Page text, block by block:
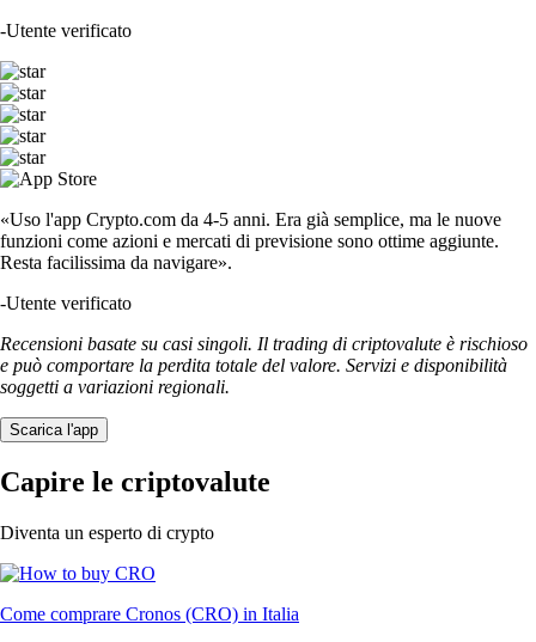
-Utente verificato
«Uso l'app Crypto.com da 4-5 anni. Era già semplice, ma le nuove
funzioni come azioni e mercati di previsione sono ottime aggiunte.
Resta facilissima da navigare».
-Utente verificato
Recensioni basate su casi singoli. Il trading di criptovalute è rischioso
e può comportare la perdita totale del valore. Servizi e disponibilità
soggetti a variazioni regionali.
Scarica l'app
Capire le criptovalute
Diventa un esperto di crypto
Come comprare Cronos (CRO) in Italia